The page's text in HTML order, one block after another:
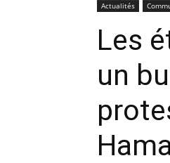
Actualités
Les
un